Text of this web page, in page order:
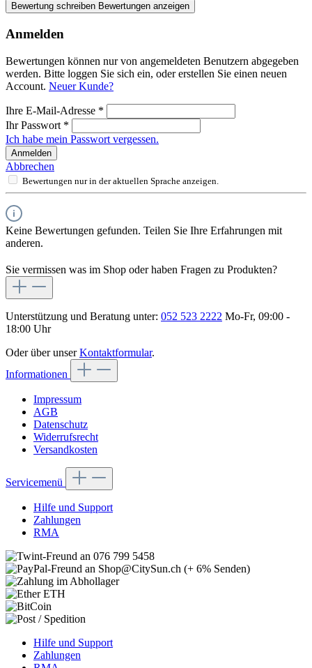
Bewertung schreiben Bewertungen anzeigen
Anmelden
Bewertungen können nur von angemeldeten Benutzern abgegeben
werden. Bitte loggen Sie sich ein, oder erstellen Sie einen neuen
Account. Neuer Kunde?
Ihre E-Mail-Adresse *
Ihr Passwort *
Ich habe mein Passwort vergessen.
Anmelden
Abbrechen
Bewertungen nur in der aktuellen Sprache anzeigen.
Keine Bewertungen gefunden. Teilen Sie Ihre Erfahrungen mit
anderen.
Sie vermissen was im Shop oder haben Fragen zu Produkten?
Unterstützung und Beratung unter: 052 523 2222 Mo-Fr, 09:00 -
18:00 Uhr
Oder über unserKontaktformular.
Informationen
Impressum
AGB
Datenschutz
Widerrufsrecht
Versandkosten
Servicemenü
Hilfe und Support
Zahlungen
RMA
Hilfe und Support
Zahlungen